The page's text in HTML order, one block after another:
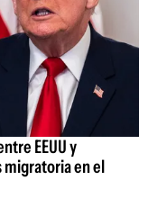
EEUU y
migratoria en el